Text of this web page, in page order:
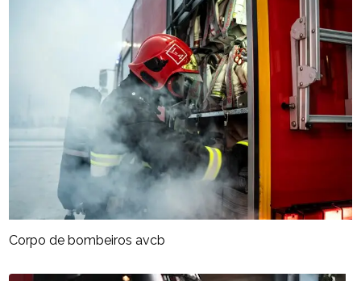
Corpo de bombeiros avcb